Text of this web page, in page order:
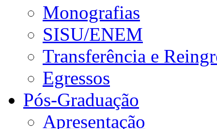
Monografias
SISU/ENEM
Transferência e
Egressos
Pós-Graduação
Apresentação